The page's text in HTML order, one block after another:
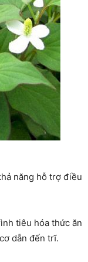
năng hỗ trợ điều
tiêu hóa thức ăn
dẫn đến trĩ.